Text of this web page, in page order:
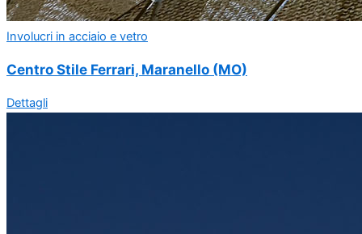
Involucri in acciaio e vetro
Centro Stile Ferrari, Maranello (MO)
Dettagli